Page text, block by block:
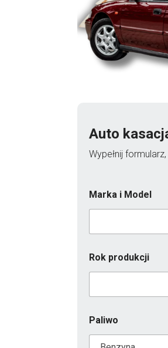
Auto
Wypełnij
Marka i Model
Rok produkcji
Paliwo